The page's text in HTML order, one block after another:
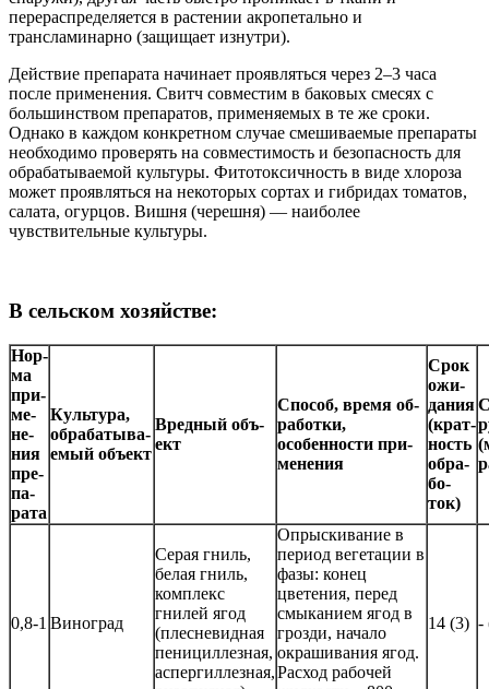
перераспределяется в растении акропетально и
трансламинарно (защищает изнутри).
Действие препарата начинает проявляться через 2–3 часа
после применения. Свитч совместим в баковых смесях с
большинством препаратов, применяемых в те же сроки.
Однако в каждом конкретном случае смешиваемые препараты
необходимо проверять на совместимость и безопасность для
обрабатываемой культуры. Фитотоксичность в виде хлороза
может проявляться на некоторых сортах и гибридах томатов,
салата, огурцов. Вишня (черешня) — наиболее
чувствительные культуры.
В сельском хозяйстве:
Нор­
ма
при­
ме­
не­
ния
пре­
па­
ра­та
Куль­ту­ра,
об­ра­ба­ты­ва­
емый объ­ект
Вред­ный объ­
ект
Спо­соб, вре­мя об­
ра­бот­ки,
осо­бен­нос­ти при­
ме­не­ния
Срок
ожи­
да­ния
(крат­
ность
об­ра­
бо­
ток)
0,8-1 Виноград
Серая гниль,
белая гниль,
комплекс
гнилей ягод
(плесневидная
пенициллезная,
аспергиллезная,
Опрыскивание в
период вегетации в
фазы: конец
цветения, перед
смыканием ягод в
грозди, начало
окрашивания ягод.
Расход рабочей
14 (3) -